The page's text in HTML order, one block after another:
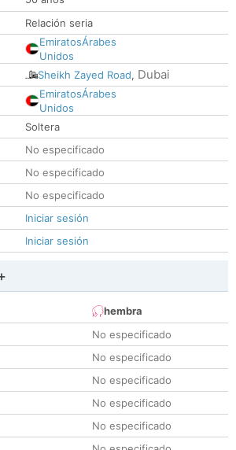
Relación seria
EmiratosÁrabes
Unidos
Sheikh Zayed Road, Dubai
EmiratosÁrabes
Unidos
Soltera
No especificado
No especificado
No especificado
Iniciar sesión
Iniciar sesión
hembra
No especificado
No especificado
No especificado
No especificado
No especificado